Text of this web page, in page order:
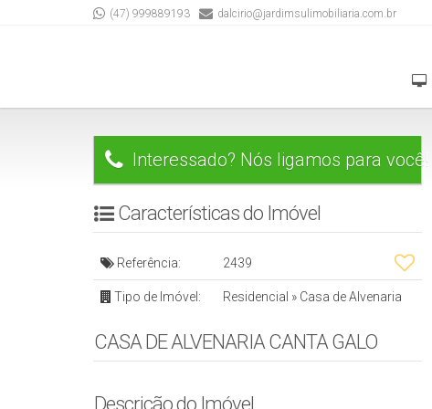
(47) 999889193 dalcirio@jardimsulimobiliaria.com.br
Interessado? Nós ligamos para você!
Características do Imóvel
Referência: 2439
Tipo de Imóvel: Residencial » Casa de Alvenaria
CASA DE ALVENARIA CANTA GALO
Descrição do Imóvel